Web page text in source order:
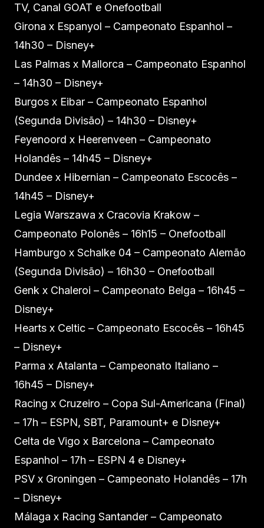
TV, Canal GOAT e Onefootball
Girona x Espanyol – Campeonato Espanhol –
14h30 – Disney+
Las Palmas x Mallorca – Campeonato Espanhol
– 14h30 – Disney+
Burgos x Eibar – Campeonato Espanhol
(Segunda Divisão) – 14h30 – Disney+
Feyenoord x Heerenveen – Campeonato
Holandês – 14h45 – Disney+
Dundee x Hibernian – Campeonato Escocês –
14h45 – Disney+
Legia Warszawa x Cracovia Krakow –
Campeonato Polonês – 16h15 – Onefootball
Hamburgo x Schalke 04 – Campeonato Alemão
(Segunda Divisão) – 16h30 – Onefootball
Genk x Chaleroi – Campeonato Belga – 16h45 –
Disney+
Hearts x Celtic – Campeonato Escocês – 16h45
– Disney+
Parma x Atalanta – Campeonato Italiano –
16h45 – Disney+
Racing x Cruzeiro – Copa Sul-Americana (Final)
– 17h – ESPN, SBT, Paramount+ e Disney+
Celta de Vigo x Barcelona – Campeonato
Espanhol – 17h – ESPN 4 e Disney+
PSV x Groningen – Campeonato Holandês – 17h
– Disney+
Málaga x Racing Santander – Campeonato